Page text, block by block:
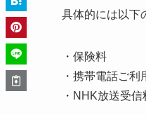
具体的には以下
・保険料
・携帯電話ご利
・NHK放送受信